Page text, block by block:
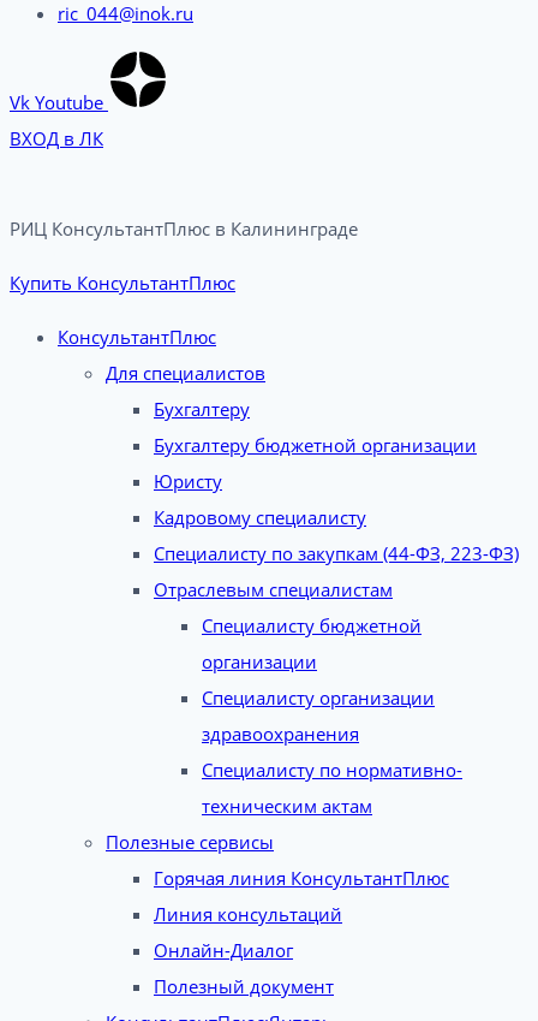
ric_044@inok.ru
Vk Youtube
ВХОД в ЛК
РИЦ КонсультантПлюс в Калининграде​
Купить КонсультантПлюс
КонсультантПлюс
Для специалистов
Бухгалтеру
Бухгалтеру бюджетной организации
Юристу
Кадровому специалисту
Специалисту по закупкам (44-ФЗ, 223-ФЗ)
Отраслевым специалистам
Специалисту бюджетной
организации
Специалисту организации
здравоохранения
Специалисту по нормативно-
техническим актам
Полезные сервисы
Горячая линия КонсультантПлюс
Линия консультаций
Онлайн-Диалог
Полезный документ